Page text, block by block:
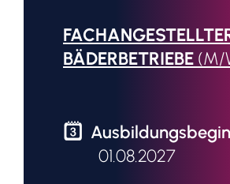
BÄDERBETRIEBE (M/
01.08.2027